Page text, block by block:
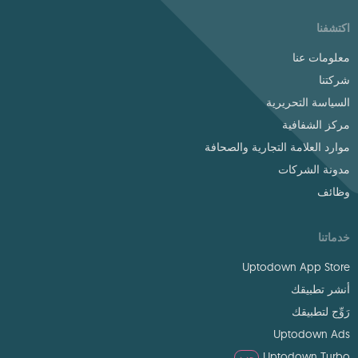
اكتشفنا
معلومات عنا
شركتنا
السياسة التحريرية
مركز الشفافية
موارد العلامة التجارية والصحافة
مدونة الشركات
وظائف
خدماتنا
Uptodown App Store
أنشر تطبيقك
رَوِّج لتطبيقك
Uptodown Ads